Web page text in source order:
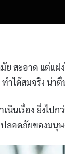
ย สะอาด แต่แ
ทำได้สมจริง น่าตื่
นเรื่อง ยิ่งไป
ปลอดภัยของมนุ